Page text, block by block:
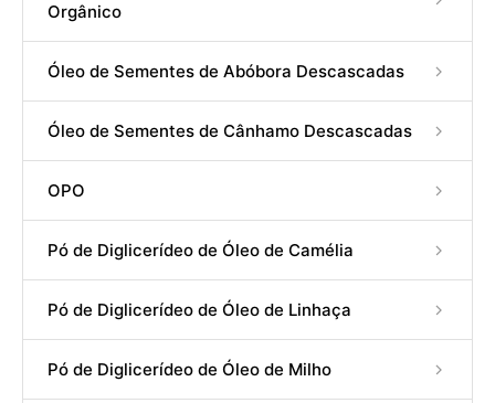
Orgânico
Óleo de Sementes de Abóbora Descascadas
Óleo de Sementes de Cânhamo Descascadas
OPO
Pó de Diglicerídeo de Óleo de Camélia
Pó de Diglicerídeo de Óleo de Linhaça
Pó de Diglicerídeo de Óleo de Milho